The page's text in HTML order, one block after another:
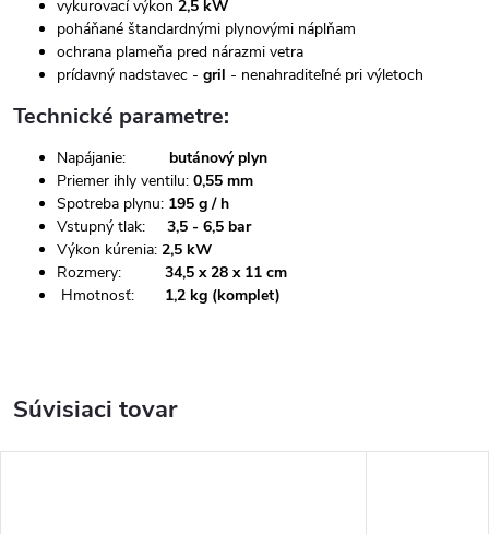
vykurovací výkon 2,5 kW
poháňané štandardnými plynovými náplňam
ochrana plameňa pred nárazmi vetra
prídavný nadstavec - gril - nenahraditeľné pri výletoch
Technické parametre:
Napájanie: butánový plyn
Priemer ihly ventilu: 0,55 mm
Spotreba plynu: 195 g / h
Vstupný tlak: 3,5 - 6,5 bar
Výkon kúrenia: 2,5 kW
Rozmery: 34,5 x 28 x 11 cm
Hmotnosť: 1,2 kg (komplet)
Súvisiaci tovar